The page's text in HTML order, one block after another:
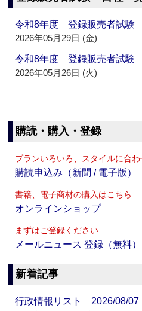
令和8年度 登録販売者試験
2026年05月29日 (金)
令和8年度 登録販売者試験
2026年05月26日 (火)
購読・購入・登録
プランいろいろ、スタイルに合
購読申込み（新聞 / 電子版）
書籍、電子商材の購入はこちら
オンラインショップ
まずはご登録ください
メールニュース 登録（無料）
新着記事
行政情報リスト 2026/08/07